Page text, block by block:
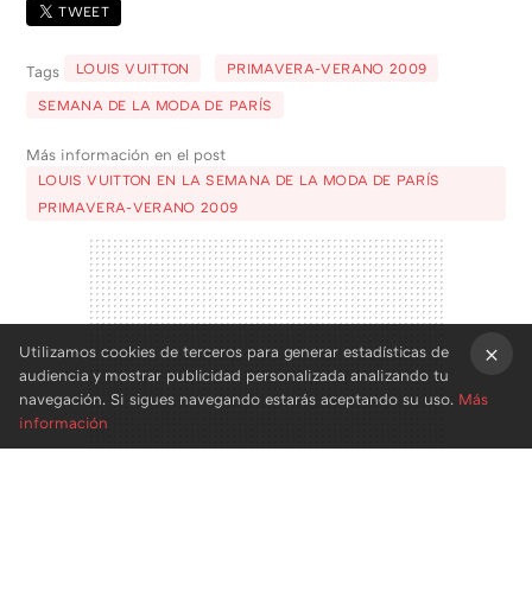
TWEET
Tags LOUIS VUITTON PRIMAVERA-VERANO 2009
SEMANA DE LA MODA DE PARÍS
Más información en el post
LOUIS VUITTON EN LA SEMANA DE LA MODA DE PARÍS
PRIMAVERA-VERANO 2009
Utilizamos cookies de terceros para generar estadísticas de
audiencia y mostrar publicidad personalizada analizando tu
navegación. Si sigues navegando estarás aceptando su uso. Más
información